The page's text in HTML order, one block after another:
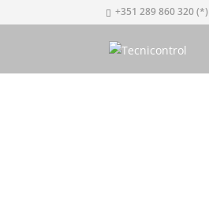
+351 289 860 320 (*)